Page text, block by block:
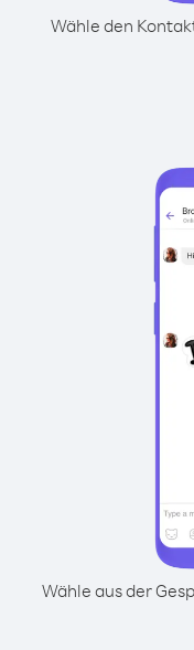
Wähle den
Wähle aus der